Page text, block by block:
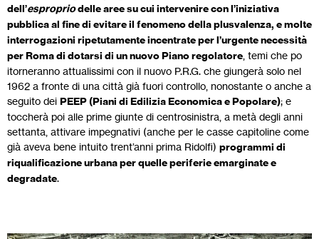
dell’espropriodelle aree su cui intervenire con l’iniziativa
pubblica al fine di evitare il fenomeno della plusvalenza, e molte
interrogazioni ripetutamente incentrate per l’urgente necessità
per Roma di dotarsi di un nuovo Piano regolatore , temi che po
itorneranno attualissimi con il nuovo P.R.G. che giungerà solo nel
1962 a fronte di una città già fuori controllo, nonostante o anche a
seguito dei PEEP (Piani di Edilizia Economica e Popolare); e
toccherà poi alle prime giunte di centrosinistra, a metà degli anni
settanta, attivare impegnativi (anche per le casse capitoline come
già aveva bene intuito trent’anni prima Ridolfi) programmi di
riqualificazione urbana per quelle periferie emarginate e
degradate.